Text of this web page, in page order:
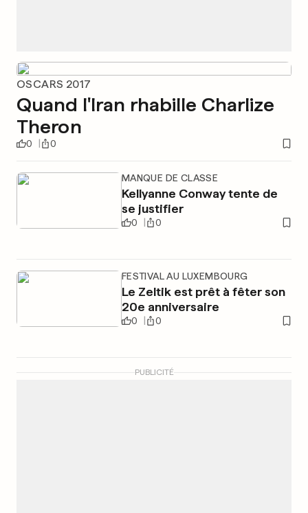
OSCARS 2017
Quand l'Iran rhabille Charlize
Theron
0 0
MANQUE DE CLASSE
Kellyanne Conway tente de
se justifier
0 0
FESTIVAL AU LUXEMBOURG
Le Zeltik est prêt à fêter son
20e anniversaire
0 0
PUBLICITÉ